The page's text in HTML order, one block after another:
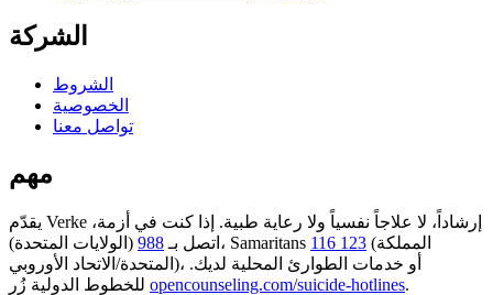
الشركة
الشروط
الخصوصية
تواصل معنا
مهم
يقدّم Verke إرشاداً، لا علاجاً نفسياً ولا رعاية طبية. إذا كنت في أزمة،
اتصل بـ 988 (الولايات المتحدة)، Samaritans 116 123 (المملكة
المتحدة/الاتحاد الأوروبي)، أو خدمات الطوارئ المحلية لديك.
للخطوط الدولية زُر opencounseling.com/suicide-hotlines.